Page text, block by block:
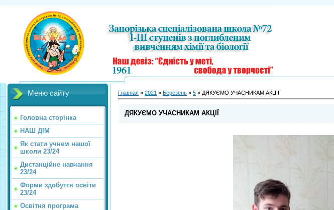
Меню сайту
Головна сторінка
НАШ ДІМ
Як стати учнем нашої
школи 23/24
Дистанційне навчання
23/24
Форми здобуття освіти
23/24
Освітня програма
Главная » 2021 » Березень » 5 » ДЯКУЄМО УЧАСНИКАМ АКЦІЇ
ДЯКУЄМО УЧАСНИКАМ АКЦІЇ